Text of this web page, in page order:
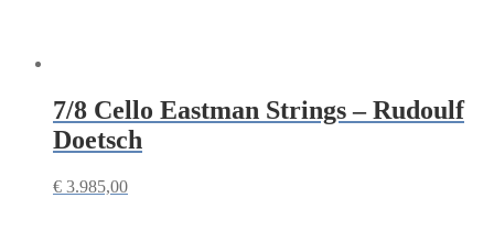
7/8 Cello Eastman Strings – Rudoulf
Doetsch
€ 3.985,00